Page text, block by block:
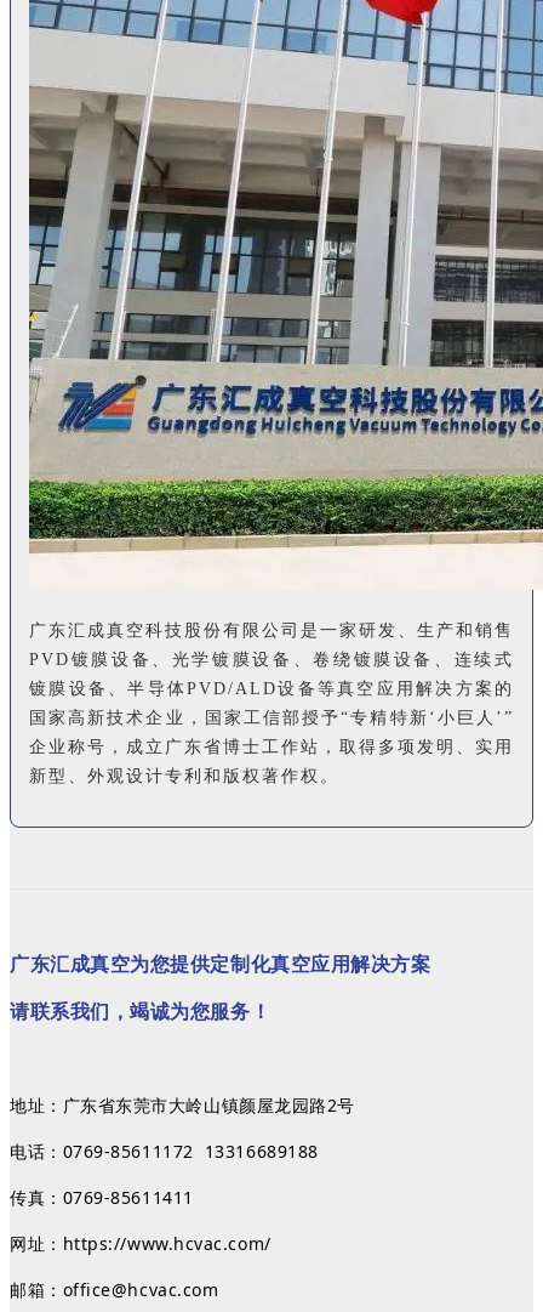
广东汇成真空科技股份有限公司是一家研发、生产和销售
PVD镀膜设备、光学镀膜设备、卷绕镀膜设备、连续式
镀膜设备、半导体PVD/ALD设备等真空应用解决方案的
国家高新技术企业，国家工信部授予“专精特新‘小巨人’”
企业称号，成立广东省博士工作站，取得多项发明、实用
新型、外观设计专利和版权著作权。
广东汇成真空为您提供定制化真空应用解决方案
请联系我们，竭诚为您服务！
地址：广东省东莞市大岭山镇颜屋龙园路2号
电话：0769-85611172 13316689188
传真：0769-85611411
网址：https://www.hcvac.com/
邮箱：office@hcvac.com